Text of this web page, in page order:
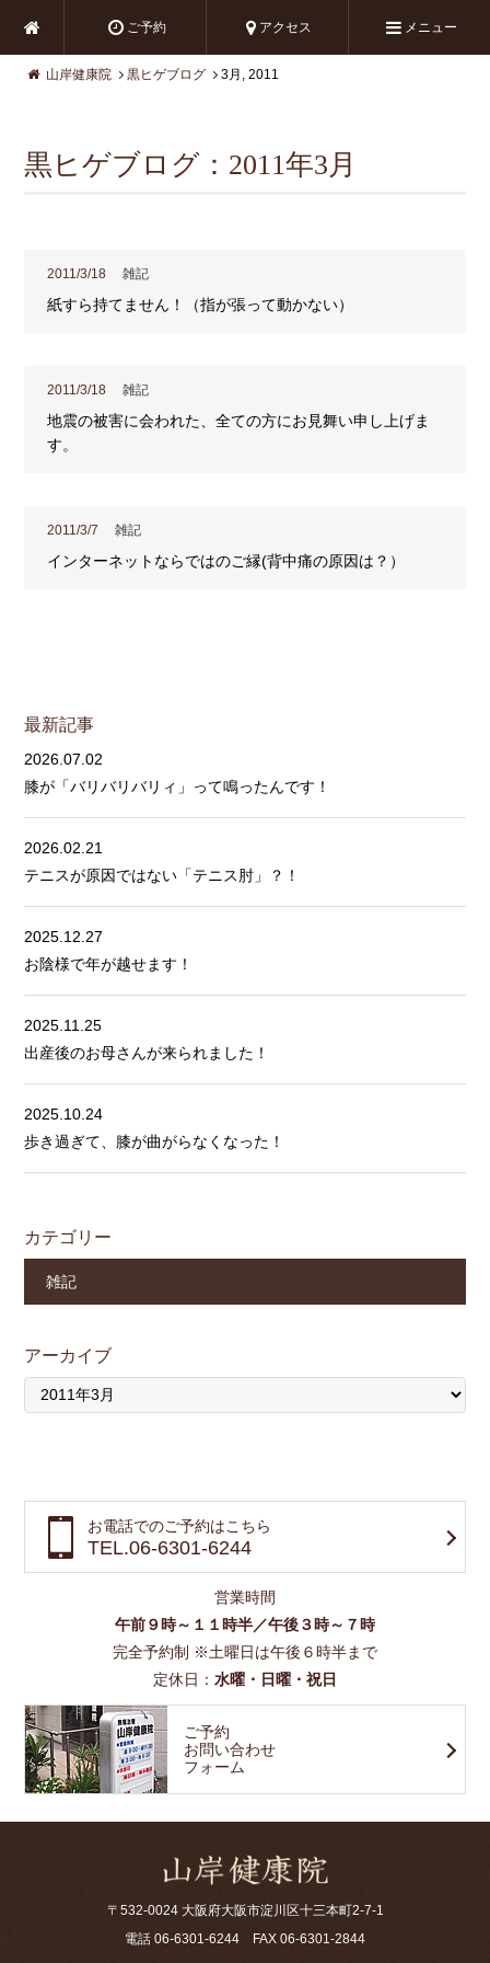
ご予約 アクセス メニュー
山岸健康院 黒ヒゲブログ 3月, 2011
黒ヒゲブログ：2011年3月
2011/3/18 雑記
紙すら持てません！（指が張って動かない）
2011/3/18 雑記
地震の被害に会われた、全ての方にお見舞い申し上げま
す。
2011/3/7 雑記
インターネットならではのご縁(背中痛の原因は？）
最新記事
2026.07.02
膝が「バリバリバリィ」って鳴ったんです！
2026.02.21
テニスが原因ではない「テニス肘」？！
2025.12.27
お陰様で年が越せます！
2025.11.25
出産後のお母さんが来られました！
2025.10.24
歩き過ぎて、膝が曲がらなくなった！
カテゴリー
雑記
アーカイブ
お電話でのご予約はこちら
TEL.06-6301-6244
営業時間
午前９時～１１時半／午後３時～７時
完全予約制 ※土曜日は午後６時半まで
定休日： 水曜・日曜・祝日
ご予約
お問い合わせ
フォーム
〒532-0024 大阪府大阪市淀川区十三本町2-7-1
電話 06-6301-6244 FAX 06-6301-2844